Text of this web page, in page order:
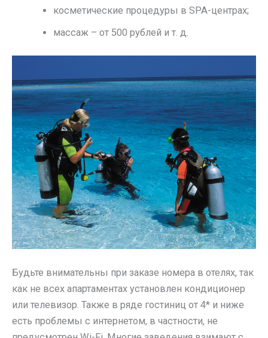
косметические процедуры в SPA-центрах;
массаж – от 500 рублей и т. д.
Будьте внимательны при заказе номера в отелях, так
как не всех апартаментах установлен кондиционер
или телевизор. Также в ряде гостиниц от 4* и ниже
есть проблемы с интернетом, в частности, не